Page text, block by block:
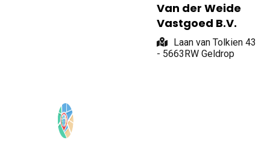
Van der Weide
Vastgoed B.V.
Laan van Tolkien 43
- 5663RW Geldrop